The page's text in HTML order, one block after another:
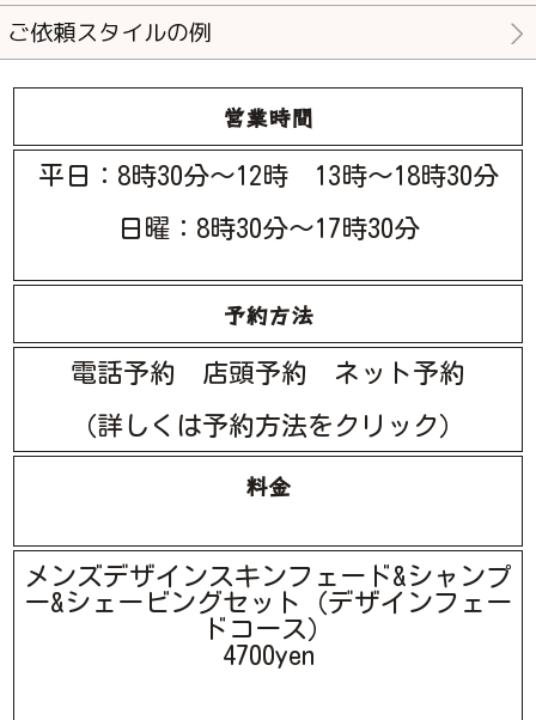
ご依頼スタイルの例
営業時間
平日：8時30分～12時 13時～18時30分
日曜：8時30分～17時30分
予約方法
電話予約 店頭予約 ネット予約
（詳しくは予約方法をクリック）
料金
メンズデザインスキンフェード&シャンプ
ー&シェービングセット（デザインフェー
ドコース）
4700yen